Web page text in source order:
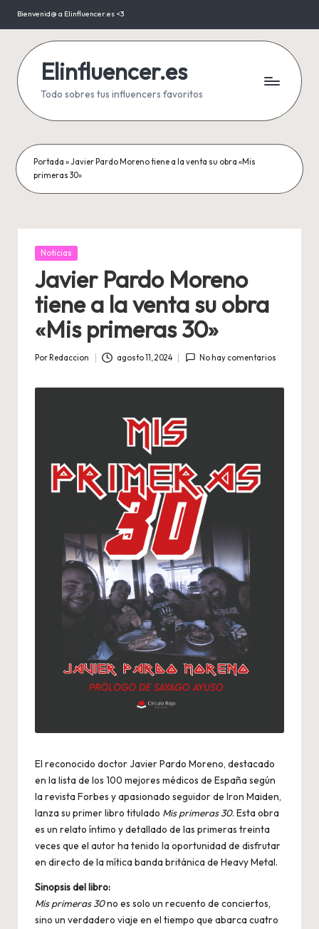
Saltar
contenido
Bienvenid@ a Elinfluencer.es <3
Elinfluencer.es
Todo sobres tus influencers favoritos
Portada »Javier Pardo Moreno tiene a la venta su obra «Mis
primeras 30»
Publicada
Noticias
Javier Pardo Moreno
tiene a la venta su obra
«Mis primeras 30»
Por Redaccion agosto 11, 2024 No hay comentarios
El reconocido doctor Javier Pardo Moreno, destacado
en la lista de los 100 mejores médicos de España según
la revista Forbes y apasionado seguidor de Iron Maiden,
lanza su primer libro titulado Mis primeras 30. Esta obra
es un relato íntimo y detallado de las primeras treinta
veces que el autor ha tenido la oportunidad de disfrutar
en directo de la mítica banda británica de Heavy Metal.
Sinopsis del libro:
Mis primeras 30no es solo un recuento de conciertos,
sino un verdadero viaje en el tiempo que abarca cuatro